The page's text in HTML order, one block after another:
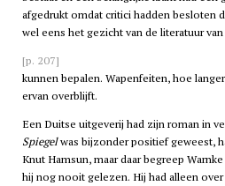
afgedrukt omdat critici hadden besloten
wel eens het gezicht van de literatuur
[p. 207]
kunnen bepalen. Wapenfeiten, hoe
ervan overblijft.
Een Duitse uitgeverij had zijn roman in
Spiegelwas bijzonder positief geweest,
Knut Hamsun, maar daar begreep
hij nog nooit gelezen. Hij had alleen